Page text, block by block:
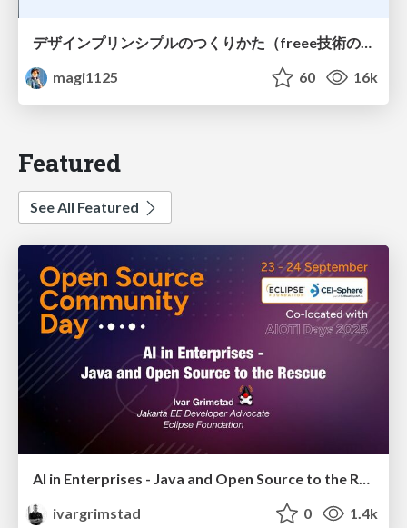
デザインプリンシプルのつくりかた（freee技術の日）
magi1125
60 16k
Featured
See All Featured
ivargrimstad
0 1.4k